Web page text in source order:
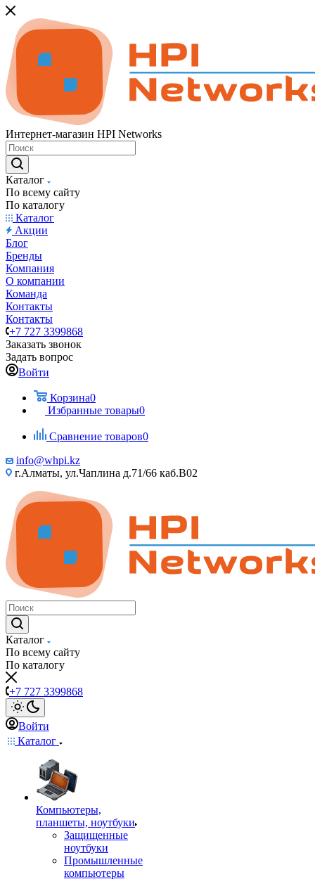
Интернет-магазин HPI Networks
Каталог
По всему сайту
По каталогу
Каталог
Акции
Блог
Бренды
Компания
О компании
Команда
Контакты
Контакты
+7 727 3399868
Заказать звонок
Задать вопрос
Войти
Корзина0
Избранные товары0
Сравнение товаров0
info@whpi.kz
г.Алматы, ул.Чаплина д.71/66 каб.B02
Каталог
По всему сайту
По каталогу
+7 727 3399868
Войти
Каталог
Компьютеры,
планшеты, ноутбуки
Защищенные
ноутбуки
Промышленные
компьютеры